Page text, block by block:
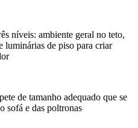
níveis: ambiente geral no teto,
luminárias de piso para criar
de tamanho adequado que se
sofá e das poltronas